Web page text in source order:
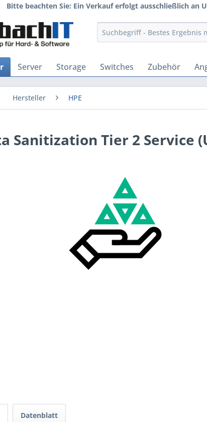
Bitte beachten Sie: Ein Verkauf erfolgt ausschließlich
Server Storage Switches Zubehör
Hersteller HPE
Sanitization Tier 2 Service
Datenblatt